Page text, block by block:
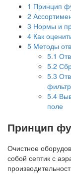
1 Принцип
2
3 Нормы и
4 Как
5 Методы
5.1
5.2
5.3
5.4
поле
Принцип
Очистное
собой септик с